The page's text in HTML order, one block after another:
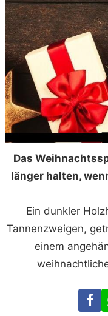
Das
länger halten,
Ein dunkler
Tannenzweigen,
einem